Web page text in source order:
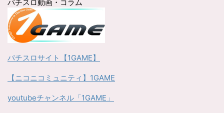
パチスロ動画・コラム
パチスロサイト【1GAME】
【ニコニコミュニティ】1GAME
youtubeチャンネル「1GAME」